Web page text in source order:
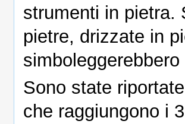
strumenti in pietra.
pietre, drizzate in
Sono state
che raggiungono i